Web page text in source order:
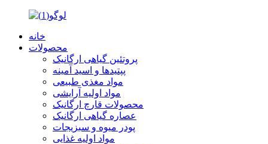
خانه
محصولات
پروتئین گیاهی ارگانیک
پپتیدها و اسید آمینه
مواد مغذی طبیعی
مواد اولیه آرایشی
محصولات قارچ ارگانیک
عصاره گیاهی ارگانیک
پودر میوه و سبزیجات
مواد اولیه غذایی